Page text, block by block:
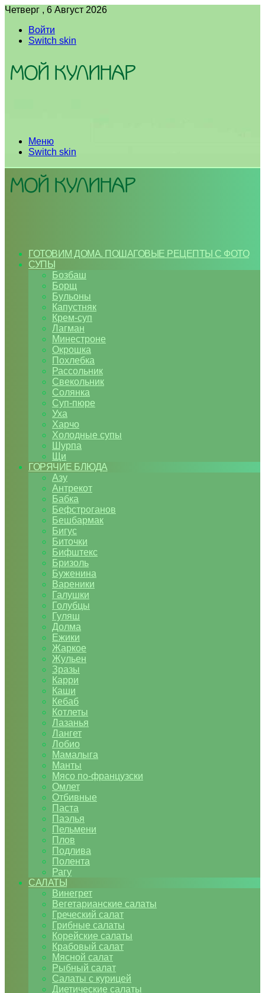
Четверг , 6 Август 2026
Войти
Switch skin
Меню
Switch skin
ГОТОВИМ ДОМА. ПОШАГОВЫЕ РЕЦЕПТЫ С ФОТО
СУПЫ
Бозбаш
Борщ
Бульоны
Капустняк
Крем-суп
Лагман
Минестроне
Окрошка
Похлебка
Рассольник
Свекольник
Солянка
Суп-пюре
Уха
Харчо
Холодные супы
Шурпа
Щи
ГОРЯЧИЕ БЛЮДА
Азу
Антрекот
Бабка
Бефстроганов
Бешбармак
Бигус
Биточки
Бифштекс
Бризоль
Буженина
Вареники
Галушки
Голубцы
Гуляш
Долма
Ежики
Жаркое
Жульен
Зразы
Карри
Каши
Кебаб
Котлеты
Лазанья
Лангет
Лобио
Мамалыга
Манты
Мясо по-французски
Омлет
Отбивные
Паста
Паэлья
Пельмени
Плов
Подлива
Полента
Рагу
САЛАТЫ
Винегрет
Вегетарианские салаты
Греческий салат
Грибные салаты
Корейские салаты
Крабовый салат
Мясной салат
Рыбный салат
Салаты с курицей
Диетические салаты